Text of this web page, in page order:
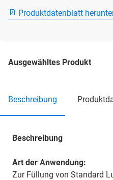
Produktdatenblatt
Ausgewähltes Produkt
beschreibung
Beschreibung
Art der Anwendung:
Zur Füllung von Standard